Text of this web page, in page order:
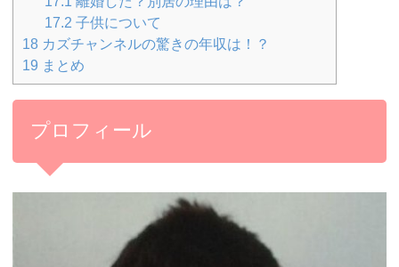
17.2 子供について
18 カズチャンネルの驚きの年収は！？
19 まとめ
プロフィール